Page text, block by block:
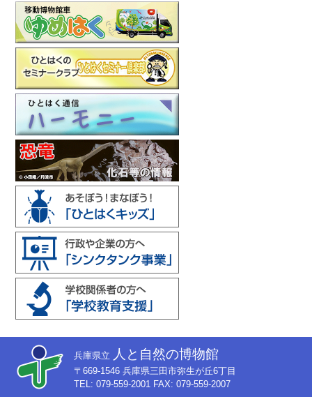
兵庫県立 人と自然の博物館
〒669-1546 兵庫県三田市弥生が丘6丁目
TEL: 079-559-2001 FAX: 079-559-2007